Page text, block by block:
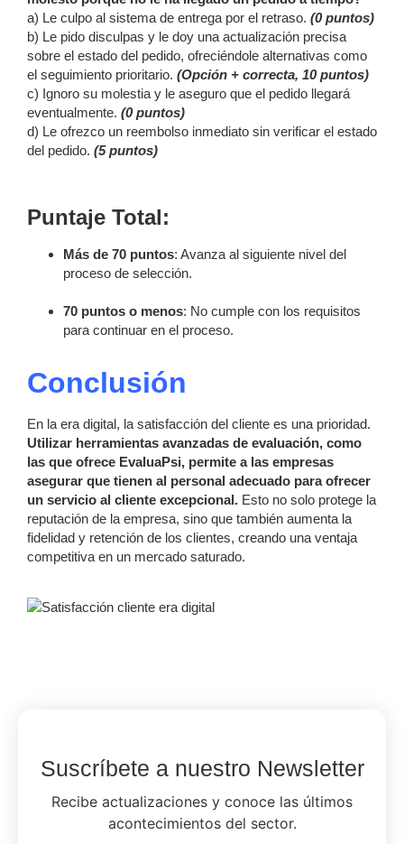
a) Le culpo al sistema de entrega por el retraso. (0 puntos)
b) Le pido disculpas y le doy una actualización precisa
sobre el estado del pedido, ofreciéndole alternativas como
el seguimiento prioritario. (Opción + correcta, 10 puntos)
c) Ignoro su molestia y le aseguro que el pedido llegará
eventualmente. (0 puntos)
d) Le ofrezco un reembolso inmediato sin verificar el estado
del pedido. (5 puntos)
Puntaje Total:
Más de 70 puntos: Avanza al siguiente nivel del
proceso de selección.
70 puntos o menos: No cumple con los requisitos
para continuar en el proceso.
Conclusión
En la era digital, la satisfacción del cliente es una prioridad.
Utilizar herramientas avanzadas de evaluación, como
las que ofrece EvaluaPsi, permite a las empresas
asegurar que tienen al personal adecuado para ofrecer
un servicio al cliente excepcional. Esto no solo protege la
reputación de la empresa, sino que también aumenta la
fidelidad y retención de los clientes, creando una ventaja
competitiva en un mercado saturado.
Suscríbete a nuestro Newsletter
Recibe actualizaciones y conoce las últimos
acontecimientos del sector.